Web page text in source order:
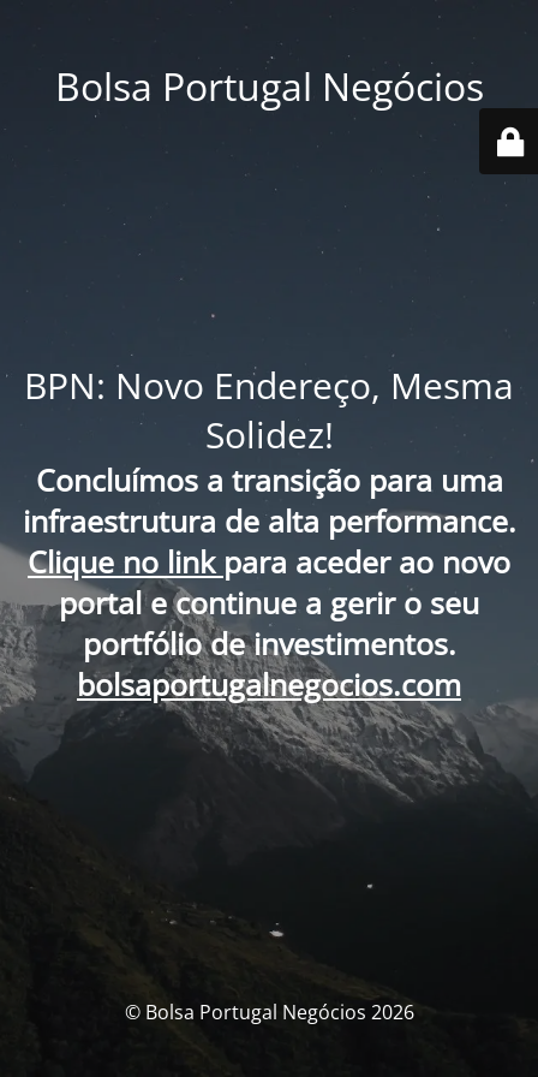
Bolsa Portugal Negócios
BPN: Novo Endereço, Mesma
Solidez!
Concluímos a transição para uma
infraestrutura de alta performance.
Clique no link para aceder ao novo
portal e continue a gerir o seu
portfólio de investimentos.
bolsaportugalnegocios.com
© Bolsa Portugal Negócios 2026